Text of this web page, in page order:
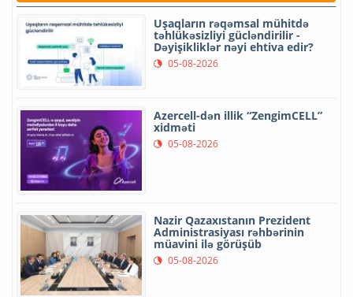
Uşaqların rəqəmsal mühitdə
təhlükəsizliyi gücləndirilir -
Dəyişikliklər nəyi ehtiva edir?
05-08-2026
Azercell-dən illik “ZengimCELL”
xidməti
05-08-2026
Nazir Qazaxıstanın Prezident
Administrasiyası rəhbərinin
müavini ilə görüşüb
05-08-2026